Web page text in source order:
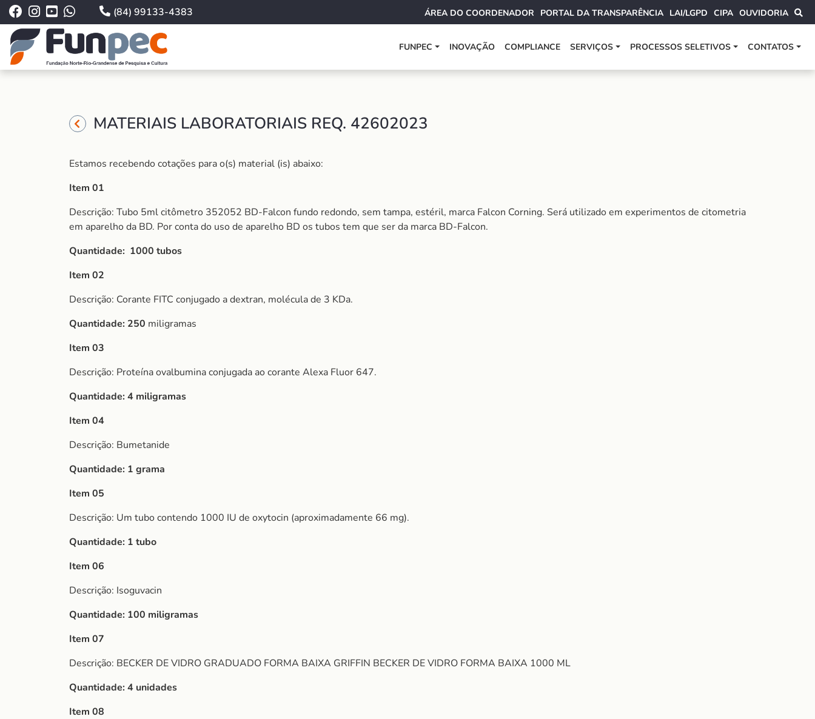
(84) 99133-4383 ÁREA DO COORDENADOR PORTAL DA TRANSPARÊNCIA LAI/LGPD CIPA OUVIDORIA
FUNPEC INOVAÇÃO COMPLIANCE SERVIÇOS PROCESSOS SELETIVOS CONTATOS
MATERIAIS LABORATORIAIS REQ. 42602023
Estamos recebendo cotações para o(s) material (is) abaixo:
Item 01
Descrição: Tubo 5ml citômetro 352052 BD-Falcon fundo redondo, sem tampa, estéril, marca Falcon Corning. Será utilizado em experimentos de citometria
em aparelho da BD. Por conta do uso de aparelho BD os tubos tem que ser da marca BD-Falcon.
Quantidade: 1000 tubos
Item 02
Descrição: Corante FITC conjugado a dextran, molécula de 3 KDa.
Quantidade: 250 miligramas
Item 03
Descrição: Proteína ovalbumina conjugada ao corante Alexa Fluor 647.
Quantidade: 4 miligramas
Item 04
Descrição: Bumetanide
Quantidade: 1 grama
Item 05
Descrição: Um tubo contendo 1000 IU de oxytocin (aproximadamente 66 mg).
Quantidade: 1 tubo
Item 06
Descrição: Isoguvacin
Quantidade: 100 miligramas
Item 07
Descrição: BECKER DE VIDRO GRADUADO FORMA BAIXA GRIFFIN BECKER DE VIDRO FORMA BAIXA 1000 ML
Quantidade: 4 unidades
Item 08